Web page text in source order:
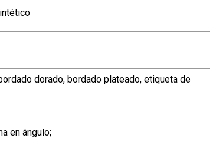
dorado, bordado plateado, etiqueta de
en ángulo;